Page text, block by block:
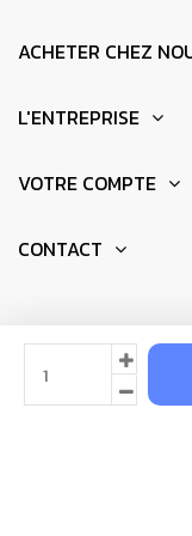
Informations
ACHETER CHEZ
L'ENTREPRISE
VOTRE COMPTE
CONTACT
© 2025 - Réalisation